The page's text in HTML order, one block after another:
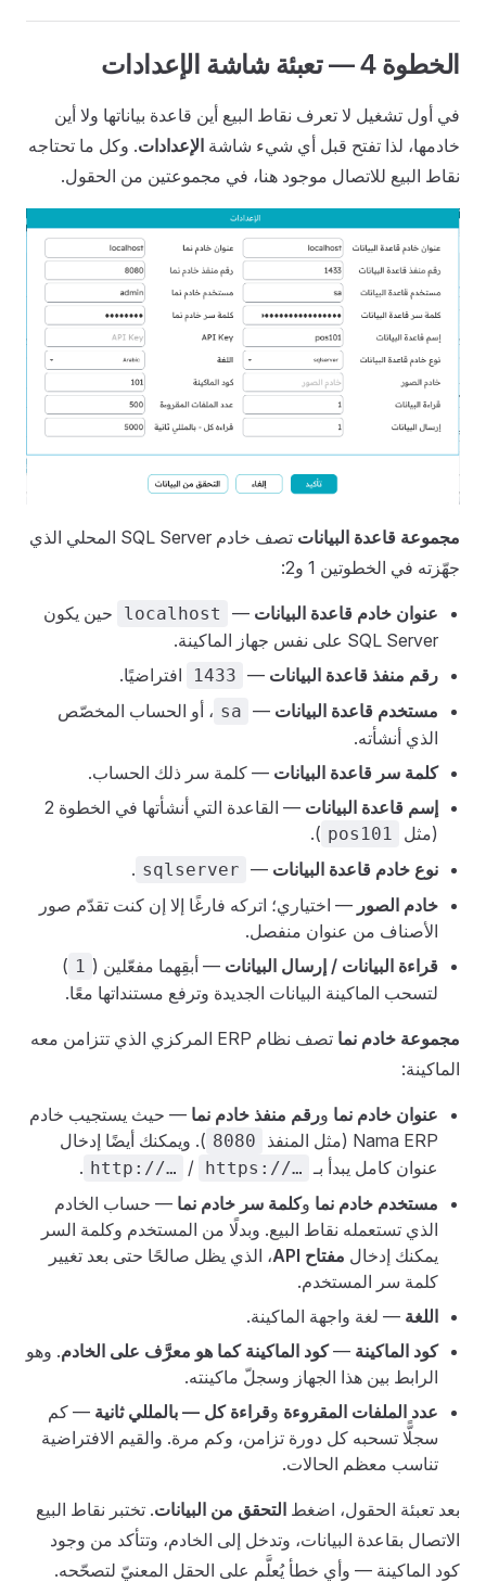
الخطوة 4 — تعبئة شاشة الإعدادات
في أول تشغيل لا تعرف نقاط البيع أين قاعدة بياناتها ولا أين
خادمها، لذا تفتح قبل أي شيء شاشة الإعدادات. وكل ما تحتاجه
نقاط البيع للاتصال موجود هنا، في مجموعتين من الحقول.
مجموعة قاعدة البيانات
تصف خادم SQL Server المحلي الذي
جهّزته في الخطوتين 1 و2:
عنوان خادم قاعدة البيانات —
localhost
حين يكون
SQL Server على نفس جهاز الماكينة.
رقم منفذ قاعدة البيانات —
1433
افتراضيًا.
مستخدم قاعدة البيانات —
sa ، أو الحساب المخصّص
الذي أنشأته.
كلمة سر قاعدة البيانات — كلمة سر ذلك الحساب.
إسم قاعدة البيانات
— القاعدة التي أنشأتها في الخطوة 2
(مثل
pos101
).
نوع خادم قاعدة البيانات —
sqlserver
.
خادم الصور — اختياري؛ اتركه فارغًا إلا إن كنت تقدّم صور
الأصناف من عنوان منفصل.
قراءة البيانات / إرسال البيانات — أبقِهما مفعّلين ( 1
)
لتسحب الماكينة البيانات الجديدة وترفع مستنداتها معًا.
مجموعة خادم نما
تصف نظام ERP المركزي الذي تتزامن معه
الماكينة:
عنوان خادم نما ورقم منفذ خادم نما — حيث يستجيب خادم
Nama ERP (مثل المنفذ
8080 ). ويمكنك أيضًا إدخال
عنوان كامل يبدأ بـ
http://… / https://…
.
مستخدم خادم نما وكلمة سر خادم نما — حساب الخادم
الذي تستعمله نقاط البيع. وبدلًا من المستخدم وكلمة السر
يمكنك إدخال مفتاح API
، الذي يظل صالحًا حتى بعد تغيير
كلمة سر المستخدم.
اللغة — لغة واجهة الماكينة.
كود الماكينة —كود الماكينة كما هو معرَّف على الخادم. وهو
الرابط بين هذا الجهاز وسجلّ ماكينته.
عدد الملفات المقروءة وقراءة كل — بالمللي ثانية — كم
سجلًّا تسحبه كل دورة تزامن، وكم مرة. والقيم الافتراضية
تناسب معظم الحالات.
بعد تعبئة الحقول، اضغط التحقق من البيانات. تختبر نقاط البيع
الاتصال بقاعدة البيانات، وتدخل إلى الخادم، وتتأكد من وجود
كود الماكينة — وأي خطأ يُعلَّم على الحقل المعنيّ لتصحّحه.